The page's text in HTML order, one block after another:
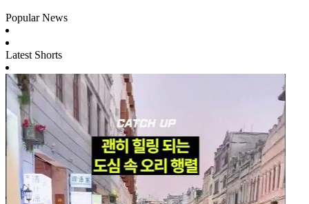
Popular News
Latest Shorts